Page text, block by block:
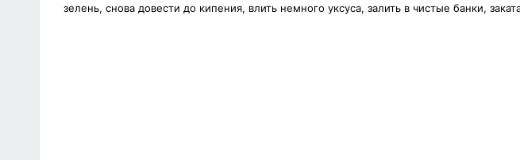
зелень, снова довести до кипения, влить немного уксуса, залить в чистые банки,